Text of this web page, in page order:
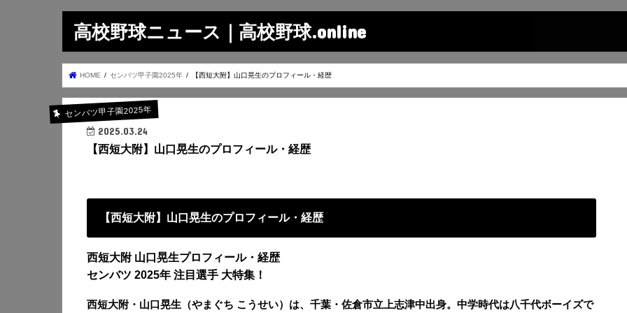
高校野球ニュース｜高校野球.online
HOME センバツ甲子園2025年 【西短大附】山口晃生のプロフィール・経歴
センバツ甲子園2025年
2025.03.24
【西短大附】山口晃生のプロフィール・経歴
【西短大附】山口晃生のプロフィール・経歴
西短大附 山口晃生プロフィール・経歴
センバツ 2025年 注目選手 大特集！
西短大附・山口晃生（やまぐち こうせい）は、千葉・佐倉市立上志津中出身。中学時代は八千代ボーイズで